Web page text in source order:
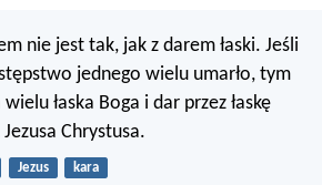
nie jest tak, jak z darem łaski. Jeśli
jednego wielu umarło, tym
łaska Boga i dar przez łaskę
Chrystusa.
Jezus kara